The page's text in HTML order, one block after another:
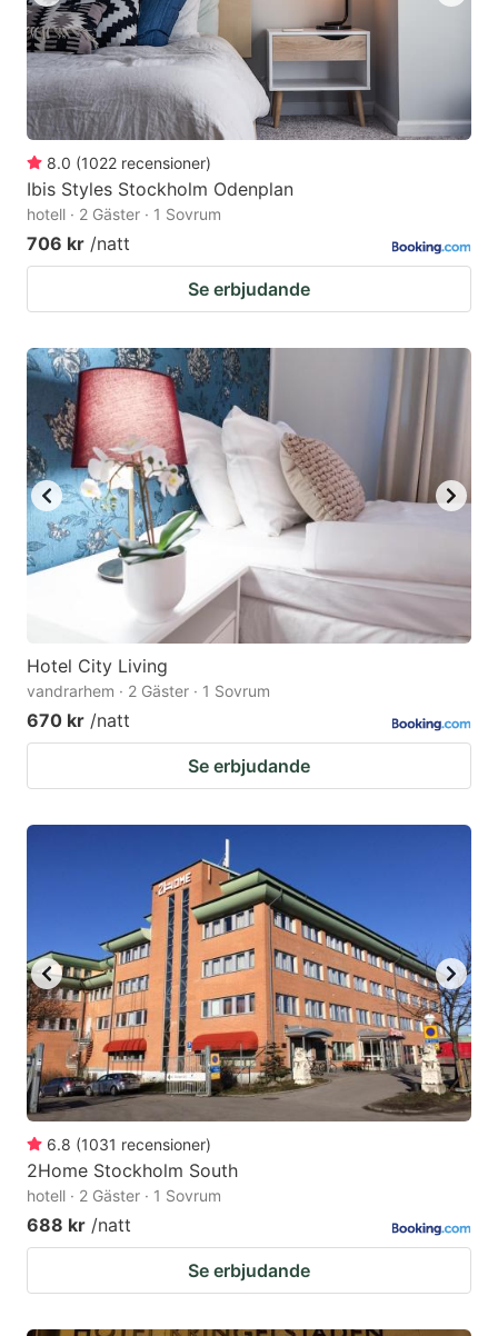
8.0 (1022 recensioner)
Ibis Styles Stockholm Odenplan
hotell · 2 Gäster · 1 Sovrum
706 kr /natt
Se erbjudande
Hotel City Living
vandrarhem · 2 Gäster · 1 Sovrum
670 kr /natt
Se erbjudande
6.8 (1031 recensioner)
2Home Stockholm South
hotell · 2 Gäster · 1 Sovrum
688 kr /natt
Se erbjudande